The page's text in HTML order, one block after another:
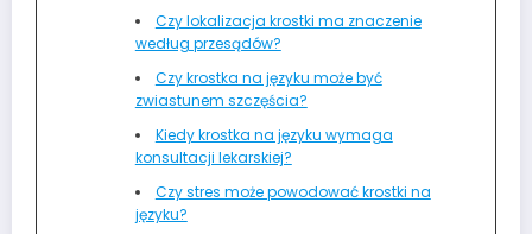
Czy lokalizacja krostki ma znaczenie
według przesądów?
Czy krostka na języku może być
zwiastunem szczęścia?
Kiedy krostka na języku wymaga
konsultacji lekarskiej?
Czy stres może powodować krostki na
języku?